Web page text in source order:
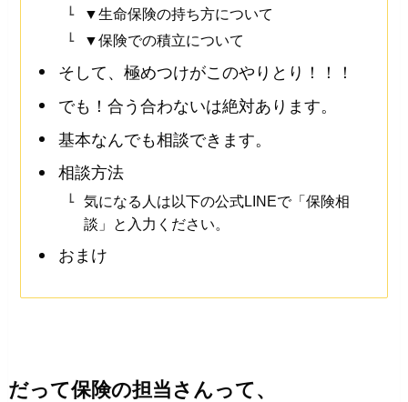
▼生命保険の持ち方について
▼保険での積立について
そして、極めつけがこのやりとり！！！
でも！合う合わないは絶対あります。
基本なんでも相談できます。
相談方法
気になる人は以下の公式LINEで「保険相
談」と入力ください。
おまけ
だって保険の担当さんって、